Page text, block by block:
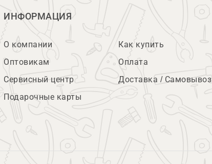
ИНФОРМАЦИЯ
О компании
Оптовикам
Сервисный центр
Подарочные карты
Как купить
Оплата
Доставка / Самовывоз